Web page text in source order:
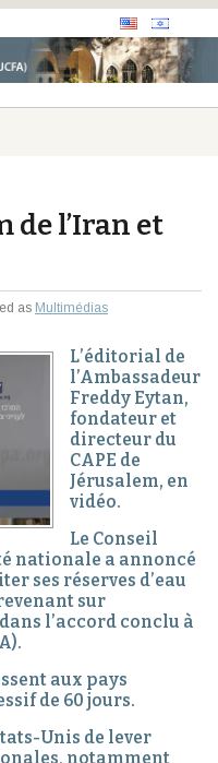
de l’Iran et
as Multimédias
L’éditorial de
l’Ambassadeur
Freddy Eytan,
fondateur et
directeur du
CAPE de
Jérusalem, en
vidéo.
Le Conseil
nationale a annoncé
ses réserves d’eau
sur
l’accord conclu à
aux pays
de 60 jours.
Unis de lever
notamment